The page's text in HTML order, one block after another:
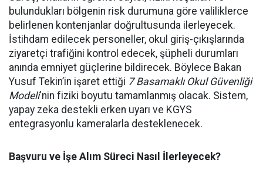
bulundukları bölgenin risk durumuna göre valiliklerce
belirlenen kontenjanlar doğrultusunda ilerleyecek.
İstihdam edilecek personeller, okul giriş-çıkışlarında
ziyaretçi trafiğini kontrol edecek, şüpheli durumları
anında emniyet güçlerine bildirecek. Böylece Bakan
Yusuf Tekin’in işaret ettiği 7 Basamaklı Okul Güvenliği
Modeli'nin fiziki boyutu tamamlanmış olacak. Sistem,
yapay zeka destekli erken uyarı ve KGYS
entegrasyonlu kameralarla desteklenecek.
Başvuru ve İşe Alım Süreci Nasıl İlerleyecek?